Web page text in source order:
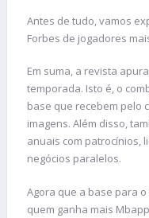
Antes de tudo, vamos
Forbes de jogadores
Em suma, a revista
temporada. Isto é, o
base que recebem pelo
imagens. Além disso,
anuais com patrocínios,
negócios paralelos.
Agora que a base para
quem ganha mais